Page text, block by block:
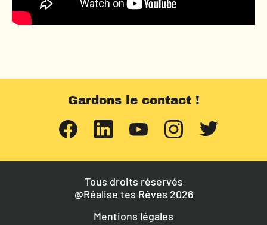
Gardons le contact !
Tous droits réservés
@Réalise tes Rêves 2026
Mentions légales